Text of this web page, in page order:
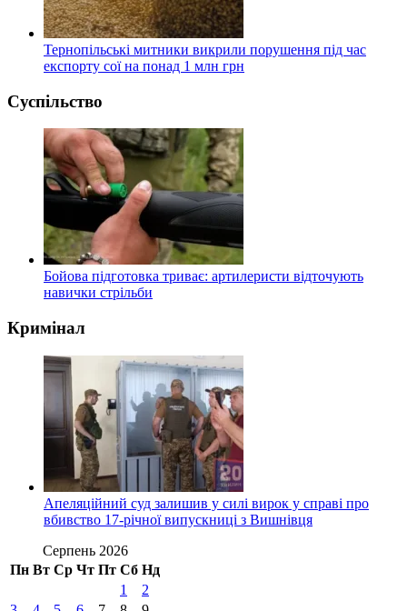
Тернопільські митники викрили порушення під час
експорту сої на понад 1 млн грн
Суспільство
Бойова підготовка триває: артилеристи відточують
навички стрільби
Кримінал
Апеляційний суд залишив у силі вирок у справі про
вбивство 17-річної випускниці з Вишнівця
Серпень 2026
Пн Вт Ср Чт Пт Сб Нд
1
2